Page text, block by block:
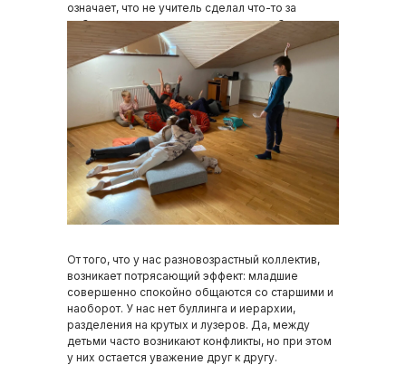
означает, что не учитель сделал что-то за
ребенка, а он сам освоил, понял, разобрался, и в
этом полностью его заслуга.
От того, что у нас разновозрастный коллектив,
возникает потрясающий эффект: младшие
совершенно спокойно общаются со старшими и
наоборот. У нас нет буллинга и иерархии,
разделения на крутых и лузеров. Да, между
детьми часто возникают конфликты, но при этом
у них остается уважение друг к другу.